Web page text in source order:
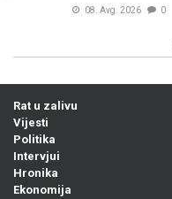
08. Avg. 2026 0
Rat u zalivu
Vijesti
Politika
Intervjui
Hronika
Ekonomija